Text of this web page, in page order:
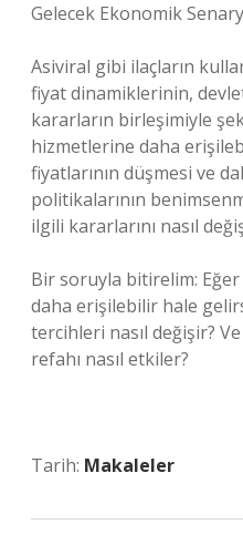
Gelecek Ekonomik
Asiviral gibi ilaçların
fiyat dinamiklerinin,
kararların birleşimiyle
hizmetlerine daha
fiyatlarının düşmesi ve
politikalarının
ilgili kararlarını nasıl
Bir soruyla bitirelim:
daha erişilebilir hale
tercihleri nasıl değişir?
refahı nasıl etkiler?
Tarih: Makaleler